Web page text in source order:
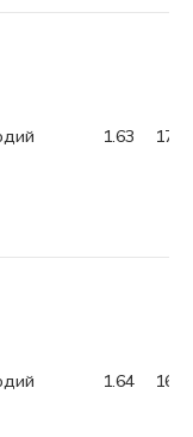
1.63 17.5
1.64 16.0